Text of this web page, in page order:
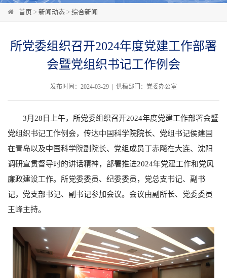
首页 > 新闻动态 > 综合新闻
所党委组织召开2024年度党建工作部署
会暨党组织书记工作例会
发布时间：2024-03-29 | 供稿部门：党委办公室
3月 28 日上午，所党委组织召开2024年度党建工作部署会暨
党组织书记工作例会，传达中国科学院院长、党组书记侯建国
在青岛以及中国科学院副院长、党组成员丁赤飚在大连、沈阳
调研宣贯督导时的讲话精神，部署推进2024年党建工作和党风
廉政建设工作。所党委委员、纪委委员，党总支书记、副书
记，党支部书记、副书记参加会议。会议由副所长、党委委员
王峰主持。